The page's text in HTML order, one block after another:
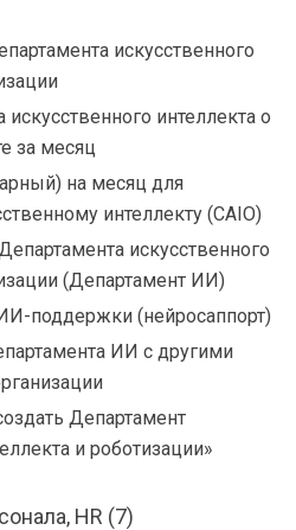
искусственного
интеллекта о
за месяц
на месяц для
интеллекту (CAIO)
искусственного
(Департамент ИИ)
поддержки (нейросаппорт)
ИИ с другими
Департамент
и роботизации»
HR (7)